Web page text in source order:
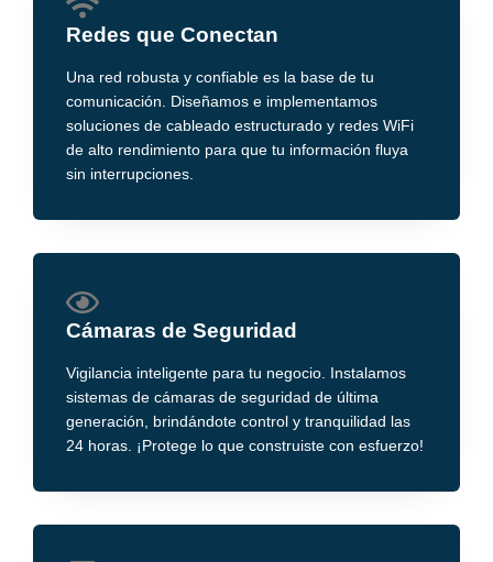
Redes que Conectan
Una red robusta y confiable es la base de tu
comunicación. Diseñamos e implementamos
soluciones de cableado estructurado y redes WiFi
de alto rendimiento para que tu información fluya
sin interrupciones.
Cámaras de Seguridad
Vigilancia inteligente para tu negocio. Instalamos
sistemas de cámaras de seguridad de última
generación, brindándote control y tranquilidad las
24 horas. ¡Protege lo que construiste con esfuerzo!